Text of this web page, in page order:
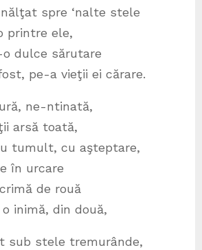
spre ‘nalte stele
printre ele,
dulce sărutare
pe-a vieţii ei cărare.
ne-ntinată,
arsă toată,
tumult, cu aşteptare,
în urcare
de rouă
inimă, din două,
sub stele tremurânde,